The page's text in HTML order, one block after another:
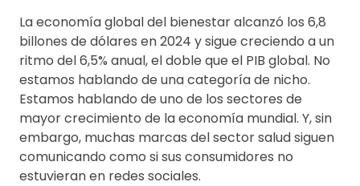
La economía global del bienestar alcanzó los 6,8
billones de dólares en 2024 y sigue creciendo a un
ritmo del 6,5% anual, el doble que el PIB global. No
estamos hablando de una categoría de nicho.
Estamos hablando de uno de los sectores de
mayor crecimiento de la economía mundial. Y, sin
embargo, muchas marcas del sector salud siguen
comunicando como si sus consumidores no
estuvieran en redes sociales.